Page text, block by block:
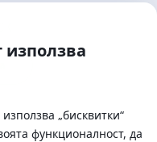
използва
„бисквитки“
функционалност, да